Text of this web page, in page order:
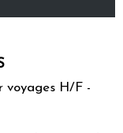
voyages H/F -